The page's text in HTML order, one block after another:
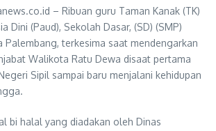
– Ribuan guru Taman Kanak (TK)
Dini (Paud), Sekolah Dasar, (SD) (SMP)
Palembang, terkesima saat mendengarkan
Walikota Ratu Dewa disaat pertama
Sipil sampai baru menjalani kehidupan
bi halal yang diadakan oleh Dinas